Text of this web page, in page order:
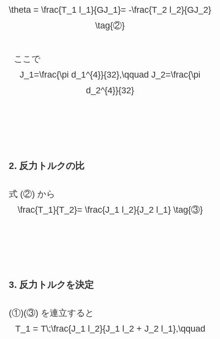
\theta = \frac{T_1 l_1}{GJ_1}= -\frac{T_2 l_2}{GJ_2}
\tag{②}
ここで
J_1=\frac{\pi d_1^{4}}{32},\qquad J_2=\frac{\pi
d_2^{4}}{32}
2. 反力トルクの比
式 (②) から
\frac{T_1}{T_2}= \frac{J_1 l_2}{J_2 l_1} \tag{③}
3. 反力トルクを決定
(①)(③) を連立すると
T_1 = T\;\frac{J_1 l_2}{J_1 l_2 + J_2 l_1},\qquad